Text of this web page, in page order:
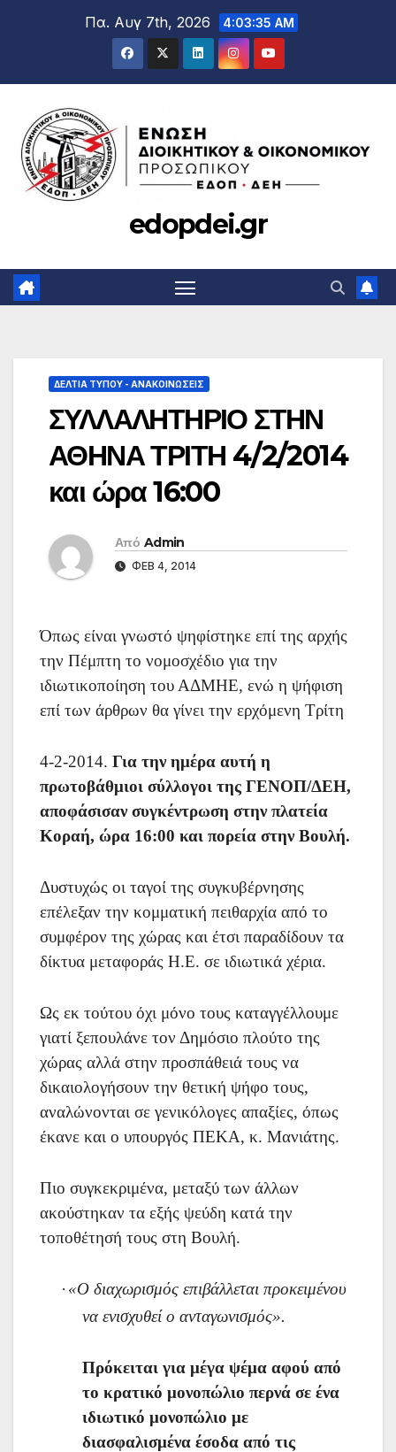
Πα. Αυγ 7th, 2026 4:03:36 AM
edopdei.gr
ΔΕΛΤΊΑ ΤΎΠΟΥ - ΑΝΑΚΟΙΝΏΣΕΙΣ
ΣΥΛΛΑΛΗΤΗΡΙΟ ΣΤΗΝ
ΑΘΗΝΑ ΤΡΙΤΗ 4/2/2014
και ώρα 16:00
Από Admin
ΦΕΒ 4, 2014
Όπως είναι γνωστό ψηφίστηκε επί της αρχής
την Πέμπτη το νομοσχέδιο για την
ιδιωτικοποίηση του ΑΔΜΗΕ, ενώ η ψήφιση
επί των άρθρων θα γίνει την ερχόμενη Τρίτη
4-2-2014. Για την ημέρα αυτή η
πρωτοβάθμιοι σύλλογοι της ΓΕΝΟΠ/ΔΕΗ,
αποφάσισαν συγκέντρωση στην πλατεία
Κοραή, ώρα 16:00 και πορεία στην Βουλή.
Δυστυχώς οι ταγοί της συγκυβέρνησης
επέλεξαν την κομματική πειθαρχία από το
συμφέρον της χώρας και έτσι παραδίδουν τα
δίκτυα μεταφοράς Η.Ε. σε ιδιωτικά χέρια.
Ως εκ τούτου όχι μόνο τους καταγγέλλουμε
γιατί ξεπουλάνε τον Δημόσιο πλούτο της
χώρας αλλά στην προσπάθειά τους να
δικαιολογήσουν την θετική ψήφο τους,
αναλώνονται σε γενικόλογες απαξίες, όπως
έκανε και ο υπουργός ΠΕΚΑ, κ. Μανιάτης.
Πιο συγκεκριμένα, μεταξύ των άλλων
ακούστηκαν τα εξής ψεύδη κατά την
τοποθέτησή τους στη Βουλή.
·«Ο διαχωρισμός επιβάλλεται προκειμένου
να ενισχυθεί ο ανταγωνισμός».
Πρόκειται για μέγα ψέμα αφού από
το κρατικό μονοπώλιο περνά σε ένα
ιδιωτικό μονοπώλιο με
διασφαλισμένα έσοδα από τις